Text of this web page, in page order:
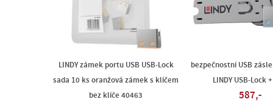
LINDY zámek portu USB USB-Lock
sada 10 ks oranžová zámek s klíčem
bez klíče 40463
bezpečnostní USB
LINDY USB-Lock
587,-